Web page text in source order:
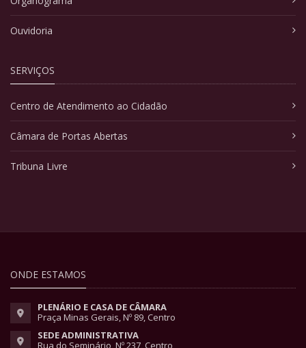
Ouvidoria
SERVIÇOS
Centro de Atendimento ao Cidadão
Câmara de Portas Abertas
Tribuna Livre
ONDE ESTAMOS
PLENÁRIO E CASA DE CÂMARA
Praça Minas Gerais, Nº 89, Centro
SEDE ADMINISTRATIVA